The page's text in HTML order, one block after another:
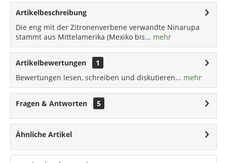
Artikelbeschreibung
Die eng mit der Zitronenverbene verwandte Ninarupa
stammt aus Mittelamerika (Mexiko bis... mehr
Artikelbewertungen
1
Bewertungen lesen, schreiben und diskutieren... mehr
Fragen & Antworten 5
Ähnliche Artikel